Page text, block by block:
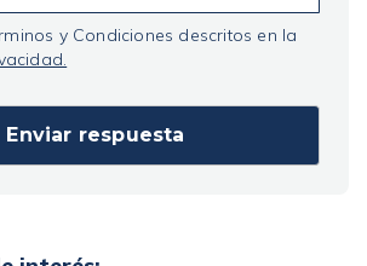
y Condiciones descritos en la